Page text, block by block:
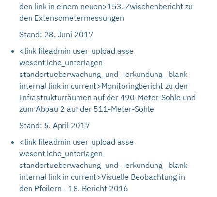
den link in einem neuen>153. Zwischenbericht zu
den Extensometermessungen
Stand: 28. Juni 2017
<link fileadmin user_upload asse
wesentliche_unterlagen
standortueberwachung_und_-erkundung _blank
internal link in current>Monitoringbericht zu den
Infrastrukturräumen auf der 490-Meter-Sohle und
zum Abbau 2 auf der 511-Meter-Sohle
Stand: 5. April 2017
<link fileadmin user_upload asse
wesentliche_unterlagen
standortueberwachung_und_-erkundung _blank
internal link in current>Visuelle Beobachtung in
den Pfeilern - 18. Bericht 2016